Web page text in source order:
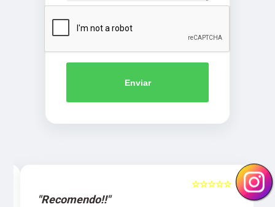
Enviar
5
☆☆☆☆☆
"Recomendo!!"